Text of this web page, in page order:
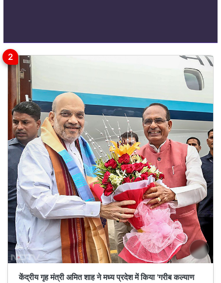
केंद्रीय गृह मंत्री अमित शाह ने मध्य प्रदेश में किया 'गरीब कल्याण